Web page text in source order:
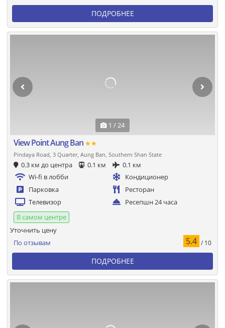
ПОДРОБНЕЕ
1 / 24
View Point Aung Ban ★★
Pindaya Road, 3 Quarter, Aung Ban, Southern Shan State
0.3 км до центра 0.1 км
0.1 км
Wi-fi в лобби
Кондиционер
Парковка
Ресторан
Телевизор
Ресепшн 24 часа
В самом центре
По отзывам 5.4 / 10
Уточнить цену
ПОДРОБНЕЕ